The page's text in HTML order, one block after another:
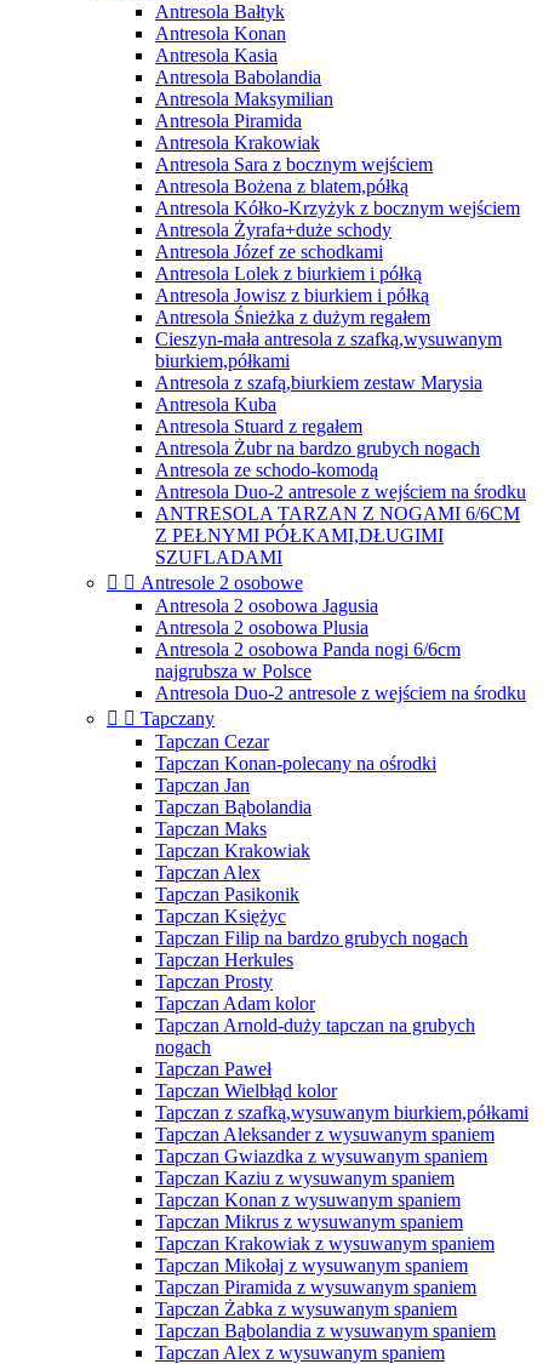
Antresola Bałtyk
Antresola Konan
Antresola Kasia
Antresola Babolandia
Antresola Maksymilian
Antresola Piramida
Antresola Krakowiak
Antresola Sara z bocznym wejściem
Antresola Bożena z blatem,półką
Antresola Kółko-Krzyżyk z bocznym wejściem
Antresola Żyrafa+duże schody
Antresola Józef ze schodkami
Antresola Lolek z biurkiem i półką
Antresola Jowisz z biurkiem i półką
Antresola Śnieżka z dużym regałem
Cieszyn-mała antresola z szafką,wysuwanym
biurkiem,półkami
Antresola z szafą,biurkiem zestaw Marysia
Antresola Kuba
Antresola Stuard z regałem
Antresola Żubr na bardzo grubych nogach
Antresola ze schodo-komodą
Antresola Duo-2 antresole z wejściem na środku
ANTRESOLA TARZAN Z NOGAMI 6/6CM
Z PEŁNYMI PÓŁKAMI,DŁUGIMI
SZUFLADAMI
  Antresole 2 osobowe
Antresola 2 osobowa Jagusia
Antresola 2 osobowa Plusia
Antresola 2 osobowa Panda nogi 6/6cm
najgrubsza w Polsce
Antresola Duo-2 antresole z wejściem na środku
  Tapczany
Tapczan Cezar
Tapczan Konan-polecany na ośrodki
Tapczan Jan
Tapczan Bąbolandia
Tapczan Maks
Tapczan Krakowiak
Tapczan Alex
Tapczan Pasikonik
Tapczan Księżyc
Tapczan Filip na bardzo grubych nogach
Tapczan Herkules
Tapczan Prosty
Tapczan Adam kolor
Tapczan Arnold-duży tapczan na grubych
nogach
Tapczan Paweł
Tapczan Wielbłąd kolor
Tapczan z szafką,wysuwanym biurkiem,półkami
Tapczan Aleksander z wysuwanym spaniem
Tapczan Gwiazdka z wysuwanym spaniem
Tapczan Kaziu z wysuwanym spaniem
Tapczan Konan z wysuwanym spaniem
Tapczan Mikrus z wysuwanym spaniem
Tapczan Krakowiak z wysuwanym spaniem
Tapczan Mikołaj z wysuwanym spaniem
Tapczan Piramida z wysuwanym spaniem
Tapczan Żabka z wysuwanym spaniem
Tapczan Bąbolandia z wysuwanym spaniem
Tapczan Alex z wysuwanym spaniem